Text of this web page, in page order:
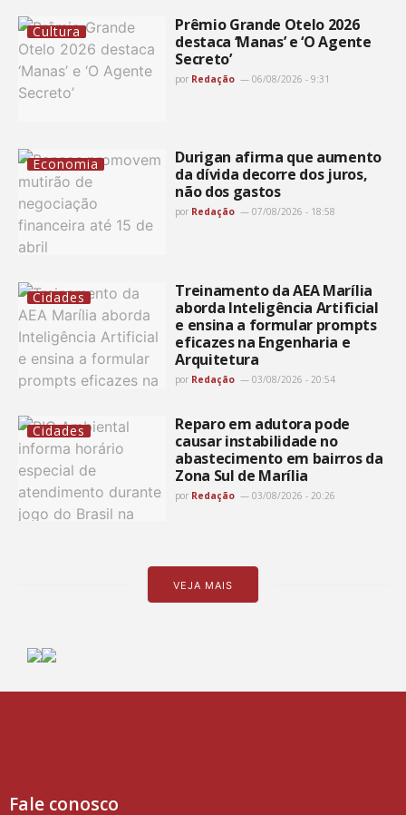
Cultura
Prêmio Grande Otelo 2026
destaca ‘Manas’ e ‘O Agente
Secreto’
por Redação 06/08/2026 - 9:31
Economia
Durigan afirma que aumento
da dívida decorre dos juros,
não dos gastos
por Redação 07/08/2026 - 18:58
Cidades
Treinamento da AEA Marília
aborda Inteligência Artificial
e ensina a formular prompts
eficazes na Engenharia e
Arquitetura
por Redação 03/08/2026 - 20:54
Cidades
Reparo em adutora pode
causar instabilidade no
abastecimento em bairros da
Zona Sul de Marília
por Redação 03/08/2026 - 20:26
VEJA MAIS
Fale conosco